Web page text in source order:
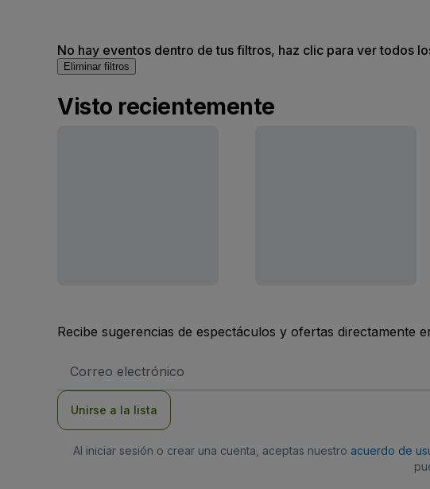
No hay eventos dentro de tus filtros, haz clic para ver todos
Eliminar filtros
Visto recientemente
Recibe sugerencias de espectáculos y ofertas directamente
de
Unirse a la lista
Al iniciar sesión o crear una cuenta, aceptas nuestro acuerdo de